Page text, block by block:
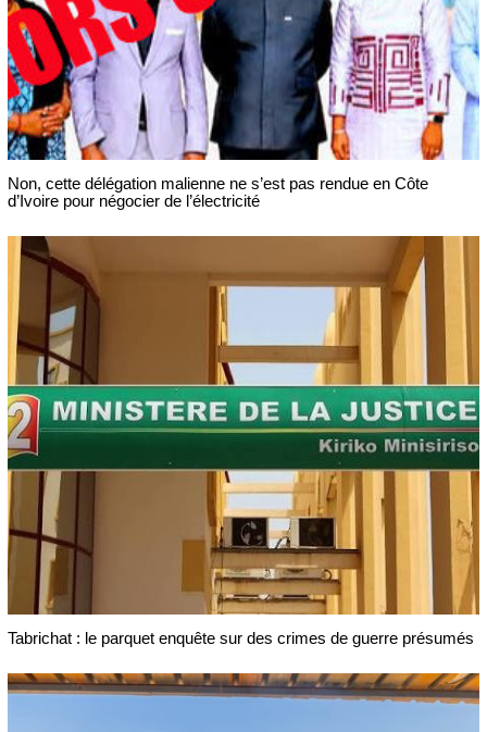
Non, cette délégation malienne ne s’est pas rendue en Côte
d’Ivoire pour négocier de l’électricité
Tabrichat : le parquet enquête sur des crimes de guerre présumés